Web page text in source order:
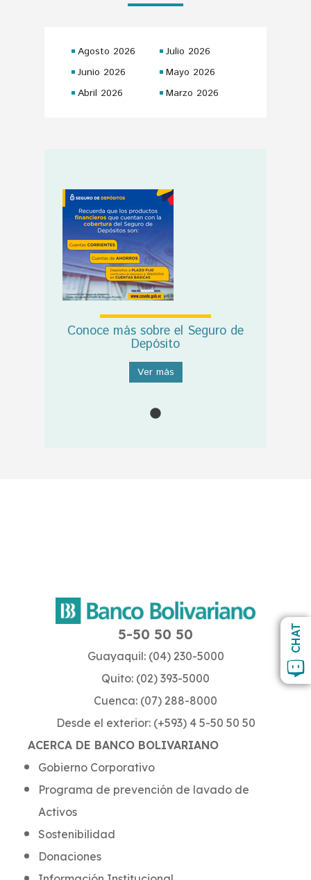
CHAT
Agosto 2026
Julio 2026
Junio 2026
Mayo 2026
Abril 2026
Marzo 2026
Conoce más sobre el Seguro de
Depósito
Ver más
ACERCA DE BANCO BOLIVARIANO
Gobierno Corporativo
Programa de prevención de lavado de
Activos
Sostenibilidad
Donaciones
5-50 50 50
Guayaquil: (04) 230-5000
Quito: (02) 393-5000
Cuenca: (07) 288-8000
Desde el exterior: (+593) 4 5-50 50 50